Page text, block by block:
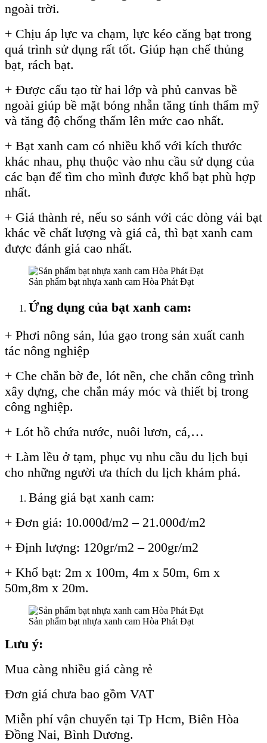
ngoài trời.
+ Chịu áp lực va chạm, lực kéo căng bạt trong
quá trình sử dụng rất tốt. Giúp hạn chế thủng
bạt, rách bạt.
+ Được cấu tạo từ hai lớp và phủ canvas bề
ngoài giúp bề mặt bóng nhẵn tăng tính thẩm mỹ
và tăng độ chống thấm lên mức cao nhất.
+ Bạt xanh cam có nhiều khổ với kích thước
khác nhau, phụ thuộc vào nhu cầu sử dụng của
các bạn để tìm cho mình được khổ bạt phù hợp
nhất.
+ Giá thành rẻ, nếu so sánh với các dòng vải bạt
khác về chất lượng và giá cả, thì bạt xanh cam
được đánh giá cao nhất.
Sản phẩm bạt nhựa xanh cam Hòa Phát Đạt
Ứng dụng của bạt xanh cam:
+ Phơi nông sản, lúa gạo trong sản xuất canh
tác nông nghiệp
+ Che chắn bờ đe, lót nền, che chắn công trình
xây dựng, che chắn máy móc và thiết bị trong
công nghiệp.
+ Lót hồ chứa nước, nuôi lươn, cá,…
+ Làm lều ở tạm, phục vụ nhu cầu du lịch bụi
cho những người ưa thích du lịch khám phá.
Bảng giá bạt xanh cam:
+ Đơn giá: 10.000đ/m2 – 21.000đ/m2
+ Định lượng: 120gr/m2 – 200gr/m2
+ Khổ bạt: 2m x 100m, 4m x 50m, 6m x
50m,8m x 20m.
Sản phẩm bạt nhựa xanh cam Hòa Phát Đạt
Lưu ý:
Mua càng nhiều giá càng rẻ
Đơn giá chưa bao gồm VAT
Miễn phí vận chuyển tại Tp Hcm, Biên Hòa
Đồng Nai, Bình Dương.